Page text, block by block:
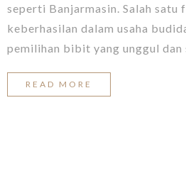
seperti Banjarmasin. Salah satu
keberhasilan dalam usaha
pemilihan bibit yang unggul dan
READ MORE